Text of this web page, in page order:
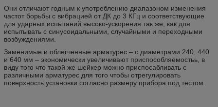
Они отличают годным к употреблению диапазоном изменения
частот борьбы с вибрацией от ДК до 3 КГц и соответствующие
для ударных испытаний высоко-ускорения так же, как для
испытывать с синусоидальными, случайными и переходными
возбуждениями.
Заменимые и облегченные арматурес – с диаметрами 240, 440
и 640 мм – экономически увеличивают приспособляемостьь, в
виду того что такой же шейкер можно приспосабливать с
различными арматурес для того чтобы отрегулировать
поверхность установки согласно размеру прибора под тестом.